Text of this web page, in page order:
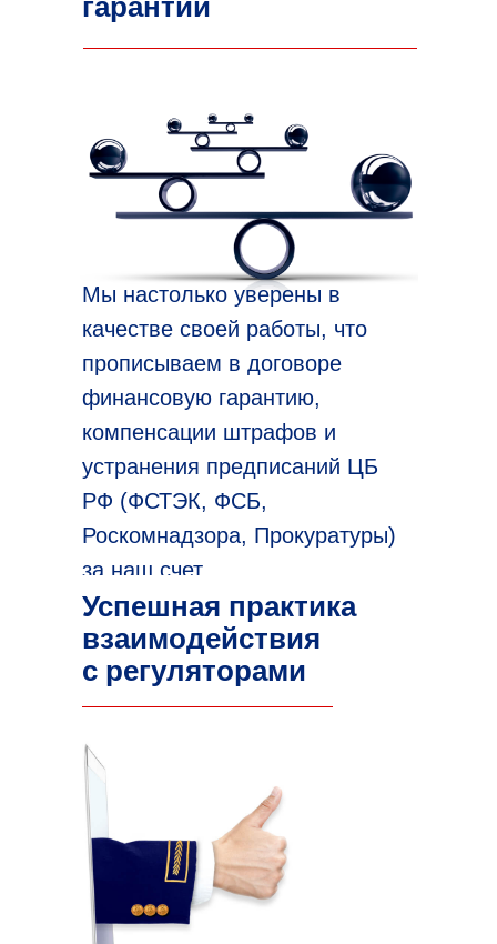
Мы настолько уверены в
качестве своей работы, что
прописываем в договоре
финансовую гарантию,
компенсации штрафов и
устранения предписаний ЦБ
РФ (ФСТЭК, ФСБ,
Роскомнадзора, Прокуратуры)
за наш счет
Успешная практика
взаимодействия
с регуляторами